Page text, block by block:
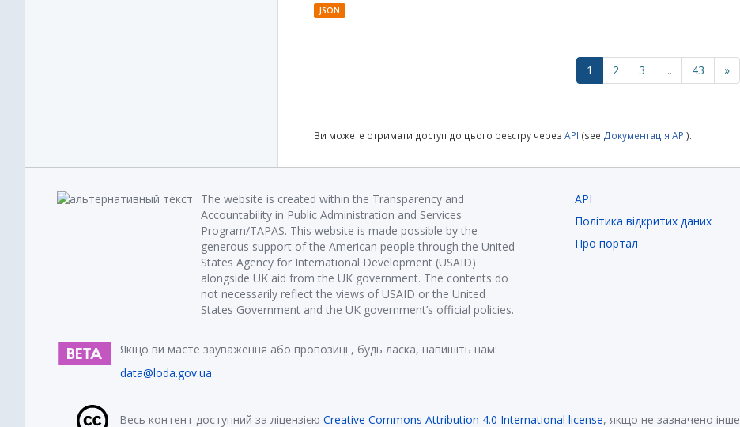
JSON
1 2 3 ... 43 »
Ви можете отримати доступ до цього реєстру через API (see Документація API).
The website is created within the Transparency and
Accountability in Public Administration and Services
Program/TAPAS. This website is made possible by the
generous support of the American people through the United
States Agency for International Development (USAID)
alongside UK aid from the UK government. The contents do
not necessarily reflect the views of USAID or the United
States Government and the UK government’s official policies.
Якщо ви маєте зауваження або пропозиції, будь ласка, напишіть нам:
data@loda.gov.ua
API
Політика відкритих даних
Про портал
Весь контент доступний за ліцензією Creative Commons Attribution 4.0 International license, якщо не зазначено інше